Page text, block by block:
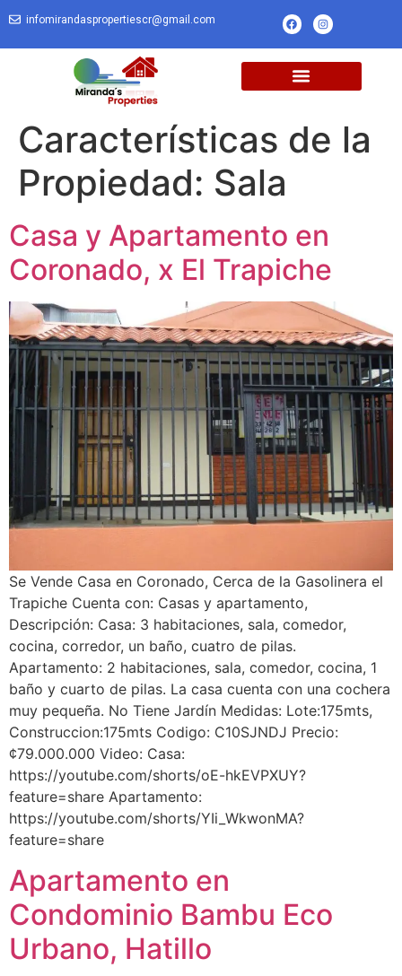
infomirandaspropertiescr@gmail.com
Características de la
Propiedad: Sala
Casa y Apartamento en
Coronado, x El Trapiche
Se Vende Casa en Coronado, Cerca de la Gasolinera el
Trapiche Cuenta con: Casas y apartamento,
Descripción: Casa: 3 habitaciones, sala, comedor,
cocina, corredor, un baño, cuatro de pilas.
Apartamento: 2 habitaciones, sala, comedor, cocina, 1
baño y cuarto de pilas. La casa cuenta con una cochera
muy pequeña. No Tiene Jardín Medidas: Lote:175mts,
Construccion:175mts Codigo: C10SJNDJ Precio:
¢79.000.000 Video: Casa:
https://youtube.com/shorts/oE-hkEVPXUY?
feature=share Apartamento:
https://youtube.com/shorts/YIi_WkwonMA?
feature=share
Apartamento en
Condominio Bambu Eco
Urbano, Hatillo